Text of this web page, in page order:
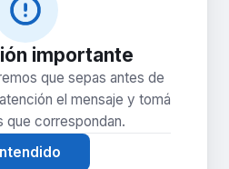
importante
que sepas antes de
el mensaje y tomá
que correspondan.